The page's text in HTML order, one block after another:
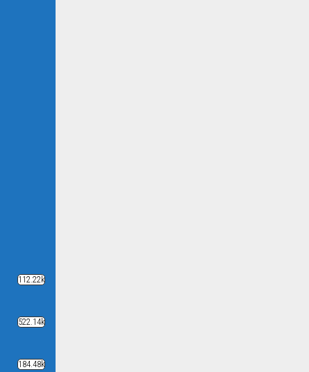
112.22k
522.14k
184.48k